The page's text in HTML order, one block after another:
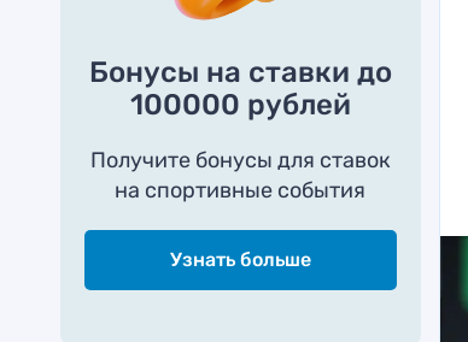
Бонусы на ставки до
100000 рублей
Получите бонусы для ставок
на спортивные события
Узнать больше